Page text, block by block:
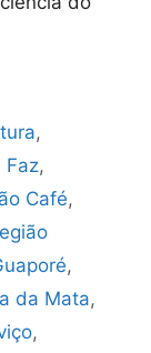
,
Faz,
Café,
,
da Mata,
,